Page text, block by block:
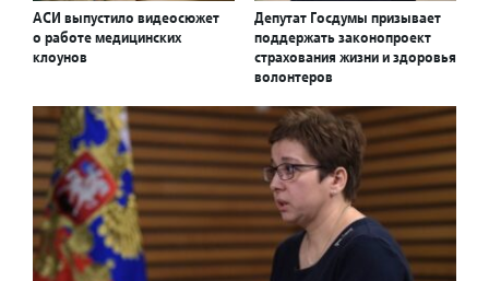
АСИ выпустило видеосюжет
о работе медицинских
клоунов
Депутат Госдумы призывает
поддержать законопроект
страхования жизни и здоровья
волонтеров